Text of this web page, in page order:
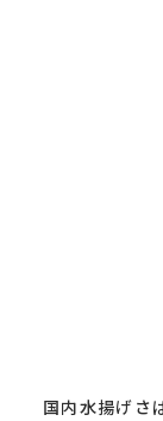
国内水揚げさ